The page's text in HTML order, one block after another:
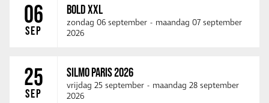
06
SEP
BOLD XXL
zondag 06 september - maandag 07 september
2026
25
SEP
SILMO PARIS 2026
vrijdag 25 september - maandag 28 september
2026